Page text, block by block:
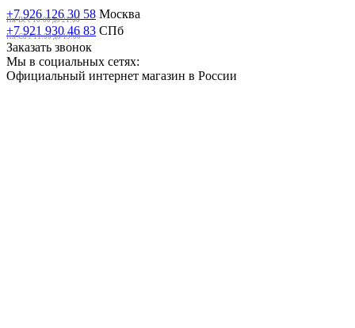
+7 926 126 30 58 Москва
Пн-Вс с 10:00 до 21:00
+7 921 930 46 83 СПб
Пн-Сб c 11:00 до 19:00
Заказать звонок
Мы в социальных сетях:
Официальный интернет магазин в России